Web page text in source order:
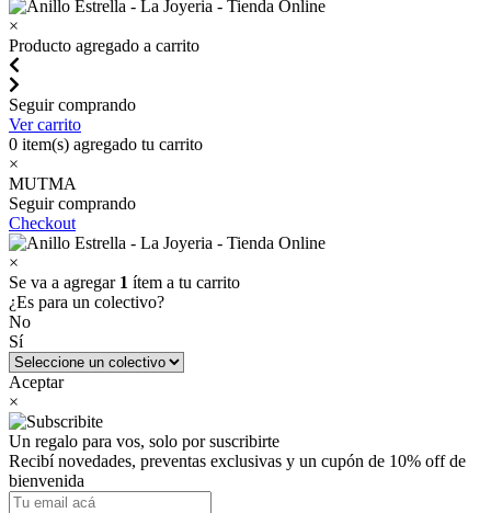
×
Producto agregado a carrito
Seguir comprando
Ver carrito
0 item(s) agregado tu carrito
×
MUTMA
Seguir comprando
Checkout
×
Se va a agregar 1 ítem a tu carrito
¿Es para un colectivo?
No
Sí
Aceptar
×
Un regalo para vos, solo por suscribirte
Recibí novedades, preventas exclusivas y un cupón de 10% off de
bienvenida